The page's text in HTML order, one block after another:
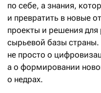
по себе, а знания,
и превратить в новые
проекты и решения
сырьевой базы
не просто о
а о формировании
о недрах.